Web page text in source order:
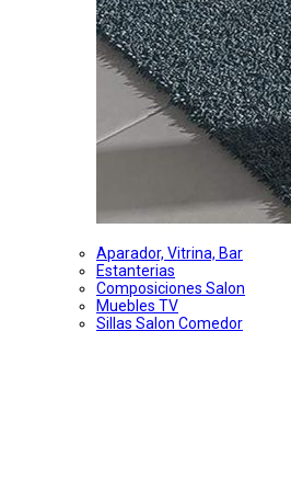
Aparador, Vitrina, Bar
Estanterias
Composiciones Salon
Muebles TV
Sillas Salon Comedor